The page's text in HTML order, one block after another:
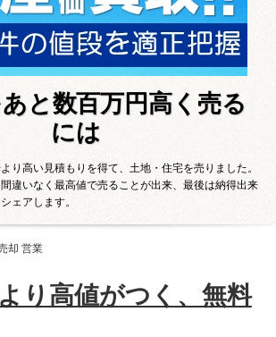
と数百万円高く売る
には
り高い見積もりを得て、土地・住宅を売りました。
違いなく最高値で売ることが出来、最後は納得出来
ェアします。
却 営業
り高値がつく、無料